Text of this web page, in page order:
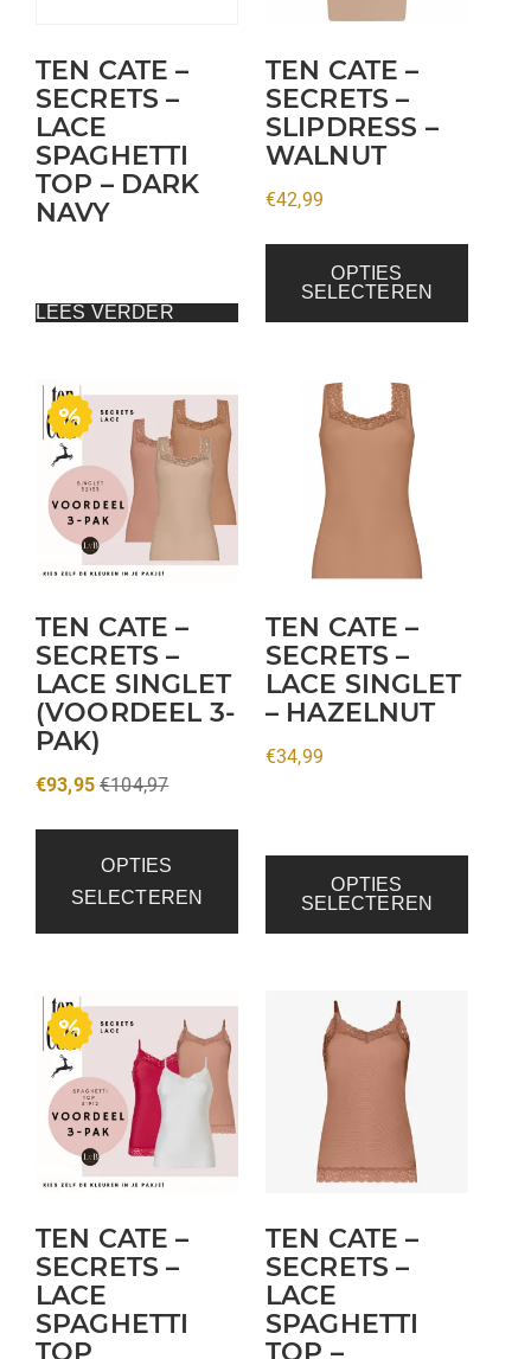
TEN CATE –
SECRETS –
LACE
SPAGHETTI
TOP – DARK
NAVY
LEES VERDER
TEN CATE –
SECRETS –
SLIPDRESS –
WALNUT
€42,99
OPTIES
SELECTEREN
kan
gekozen
worden
op
de
TEN CATE –
SECRETS –
LACE SINGLET
(VOORDEEL 3-
PAK)
€93,95 €104,97
OPTIES
SELECTEREN
TEN CATE –
SECRETS –
LACE SINGLET
– HAZELNUT
€34,99
OPTIES
SELECTEREN
product
meerdere
variaties.
kan
gekozen
worden
op
de
TEN CATE –
SECRETS –
LACE
SPAGHETTI
TOP
TEN CATE –
SECRETS –
LACE
SPAGHETTI
TOP –
product
meerdere
variaties.
kan
gekozen
worden
op